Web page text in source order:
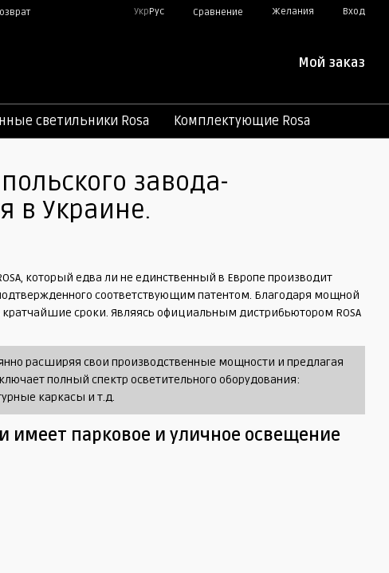
УкрРус Сравнение Желания Вход
Мой заказ
светильники Rosa Комплектующие Rosa
завода-
в Украине.
который едва ли не единственный в Европе производит
соответствующим патентом. Благодаря мощной
сроки. Являясь официальным дистрибьютором ROSA
расширяя свои производственные мощности и предлагая
полный спектр осветительного оборудования:
каркасы и т.д.
имеет парковое и уличное освещение